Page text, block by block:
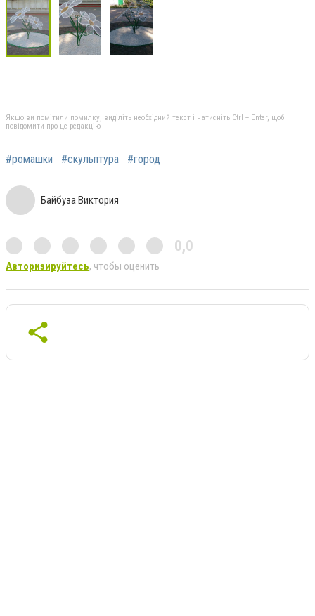
Якщо ви помітили помилку, виділіть необхідний текст і натисніть Ctrl + Enter, щоб
повідомити про це редакцію
#ромашки #скульптура #город
Байбуза Виктория
0,0
Авторизируйтесь, чтобы оценить